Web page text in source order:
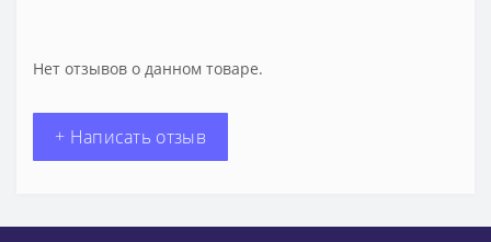
Нет отзывов о данном товаре.
+ Написать отзыв